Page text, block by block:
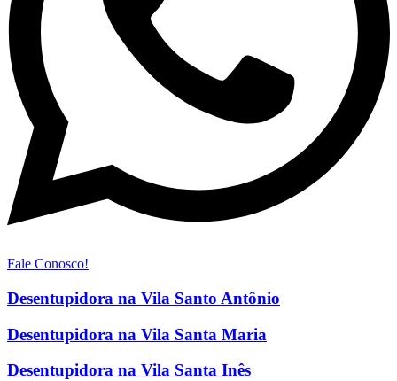
Fale Conosco!
Desentupidora na Vila Santo Antônio
Desentupidora na Vila Santa Maria
Desentupidora na Vila Santa Inês